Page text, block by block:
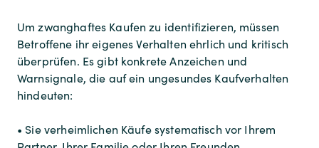
Um zwanghaftes Kaufen zu identifizieren, müssen
Betroffene ihr eigenes Verhalten ehrlich und kritisch
überprüfen. Es gibt konkrete Anzeichen und
Warnsignale, die auf ein ungesundes Kaufverhalten
hindeuten:
• Sie verheimlichen Käufe systematisch vor Ihrem